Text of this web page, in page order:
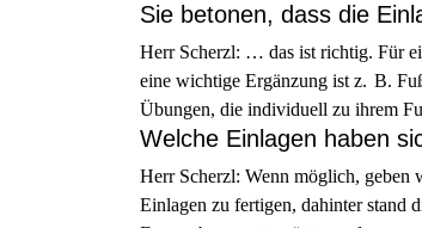
Sie betonen, dass die
Herr Scherzl: … das ist richtig. Für
eine wichtige Ergänzung ist z. B.
Übungen, die individuell zu ihrem
Welche Einlagen haben
Herr Scherzl: Wenn möglich, geben
Einlagen zu fertigen, dahinter stand